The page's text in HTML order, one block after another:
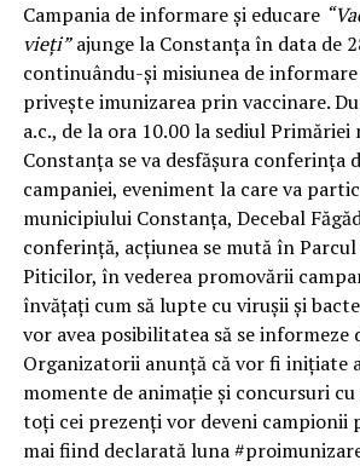
Campania de informare şi educare
vieţi”ajunge la Constanţa în data de
continuându-şi misiunea de
priveşte imunizarea prin vaccinare.
a.c., de la ora 10.00 la sediul
Constanța se va desfășura conferința
campaniei, eveniment la care va
municipiului Constanța, Decebal
conferință, acțiunea se mută în Parcul
Piticilor, în vederea promovării
învățați cum să lupte cu virușii și
vor avea posibilitatea să se informeze
Organizatorii anunță că vor fi inițiate
momente de animație și concursuri
toți cei prezenți vor deveni campionii
mai fiind declarată luna